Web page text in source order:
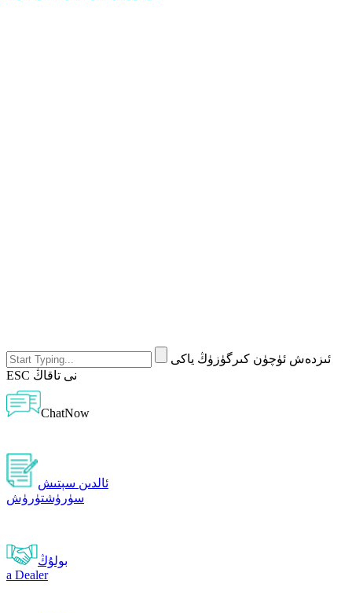
ئىزدەش ئۈچۈن كىرگۈزۈڭ ياكى
ESC نى تاقاڭ
ChatNow
ئالدىن سېتىش
سۈرۈشتۈرۈش
بولۇڭ
a Dealer